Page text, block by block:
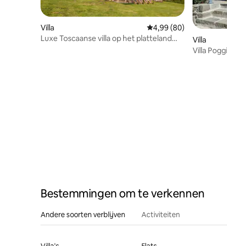
Villa Gemiddelde
4,99 (80)
Luxe Toscaanse villa op het platteland
Villa
Villa
Bestemmingen om te verkennen
Andere soorten verblijven Activiteiten